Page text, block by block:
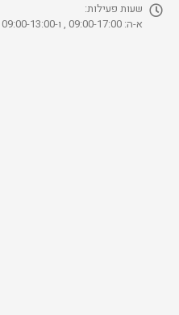
שעות פעילות:
א-ה: 09:00-17:00 , ו-09:00-13:00